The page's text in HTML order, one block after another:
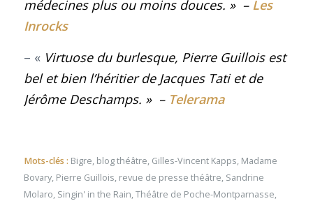
médecines plus ou moins douces. » – Les
Inrocks
– « Virtuose du burlesque, Pierre Guillois est
bel et bien l’héritier de Jacques Tati et de
Jérôme Deschamps. » – Telerama
Mots-clés : Bigre, blog théâtre, Gilles-Vincent Kapps, Madame
Bovary, Pierre Guillois, revue de presse théâtre, Sandrine
Molaro, Singin' in the Rain,Théâtre de Poche-Montparnasse,